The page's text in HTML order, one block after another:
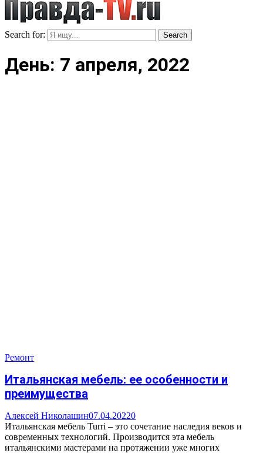
Search for: Search
День: 7 апреля, 2022
Ремонт
Итальянская мебель: ее особенности и
преимущества
Алексей Николашин07.04.20220
Итальянская мебель Turri – это сочетание наследия веков и
современных технологий. Производится эта мебель
итальянскими мастерами на протяжении уже многих